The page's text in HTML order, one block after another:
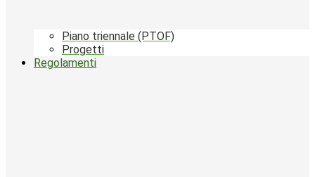
Piano triennale (PTOF)
Progetti
Regolamenti